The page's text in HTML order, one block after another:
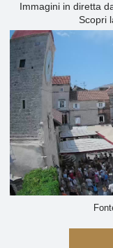
Immagini in diretta
Scopri